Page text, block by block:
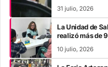
31 julio, 2026
La Unidad de
realizó más de
10 julio, 2026